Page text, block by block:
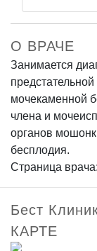
О ВРАЧЕ
Занимается
мочекаменной
члена и
органов
бесплодия.
Страница врача:
Бест
КАРТЕ